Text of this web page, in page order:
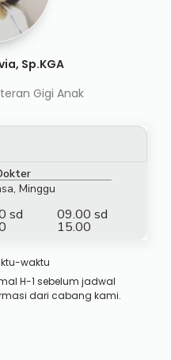
Sp.KGA
Gigi Anak
Minggu
sd 09.00 sd
15.00
waktu
H-1 sebelum jadwal
dari cabang kami.